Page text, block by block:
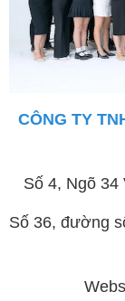
CÔNG TY
Số 4, Ngõ
Số 36, đường